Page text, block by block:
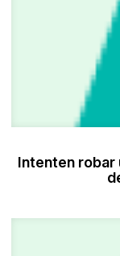
Intenten robar